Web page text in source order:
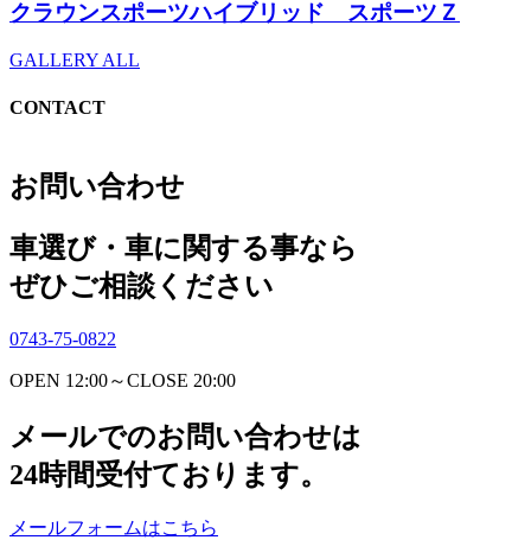
クラウンスポーツハイブリッド スポーツＺ
GALLERY ALL
CONTACT
お問い合わせ
車選び・車に関する事なら
ぜひご相談ください
0743-75-0822
OPEN 12:00～CLOSE 20:00
メールでのお問い合わせは
24時間受付ております。
メールフォームはこちら